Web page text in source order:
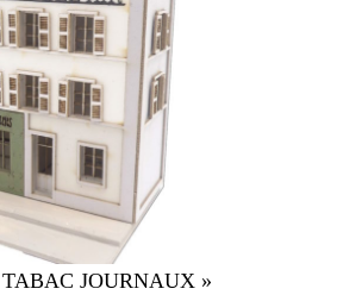
TABAC JOURNAUX »